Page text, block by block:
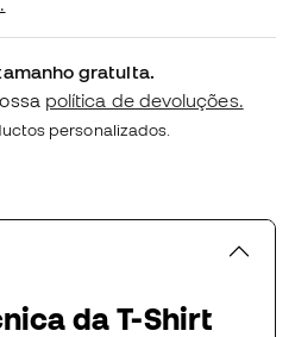
gratuita.
política de devoluções.
personalizados.
da T-Shirt